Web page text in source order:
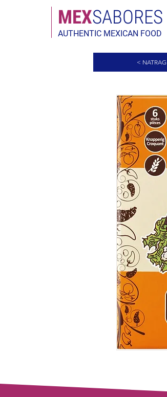
MEXSABORES
AUTHENTIC MEXICAN FOOD
< NATRAG